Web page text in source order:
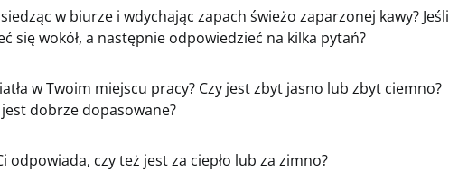
w biurze i wdychając zapach świeżo zaparzonej kawy? Jeśli
się wokół, a następnie odpowiedzieć na kilka pytań?
w Twoim miejscu pracy? Czy jest zbyt jasno lub zbyt ciemno?
jest dobrze dopasowane?
odpowiada, czy też jest za ciepło lub za zimno?